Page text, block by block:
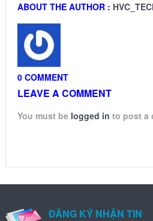
ABOUT THE AUTHOR :
0 COMMENT
LEAVE A COMMENT
You must be logged in to post a
ĐĂNG KÝ NHẬN TIN